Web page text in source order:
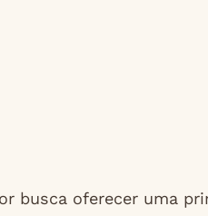
busca oferecer uma